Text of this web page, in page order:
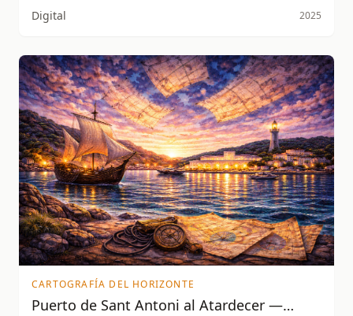
Digital 2025
CARTOGRAFÍA DEL HORIZONTE
Puerto de Sant Antoni al Atardecer —